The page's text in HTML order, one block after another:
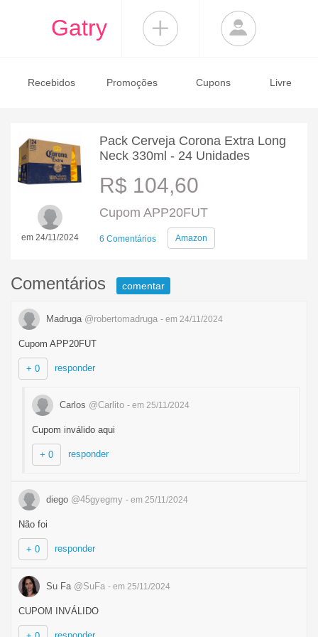
Gatry
Recebidos Promoções Cupons Livre
em 24/11/2024
Pack Cerveja Corona Extra Long
Neck 330ml - 24 Unidades
R$ 104,60
Cupom APP20FUT
6 Comentários Amazon
Comentários comentar
Madruga @robertomadruga - em 24/11/2024
Cupom APP20FUT
+ 0 responder
Carlos @Carlito - em 25/11/2024
Cupom inválido aqui
+ 0 responder
diego @45gyegmy - em 25/11/2024
Não foi
+ 0 responder
Su Fa @SuFa - em 25/11/2024
CUPOM INVÁLIDO